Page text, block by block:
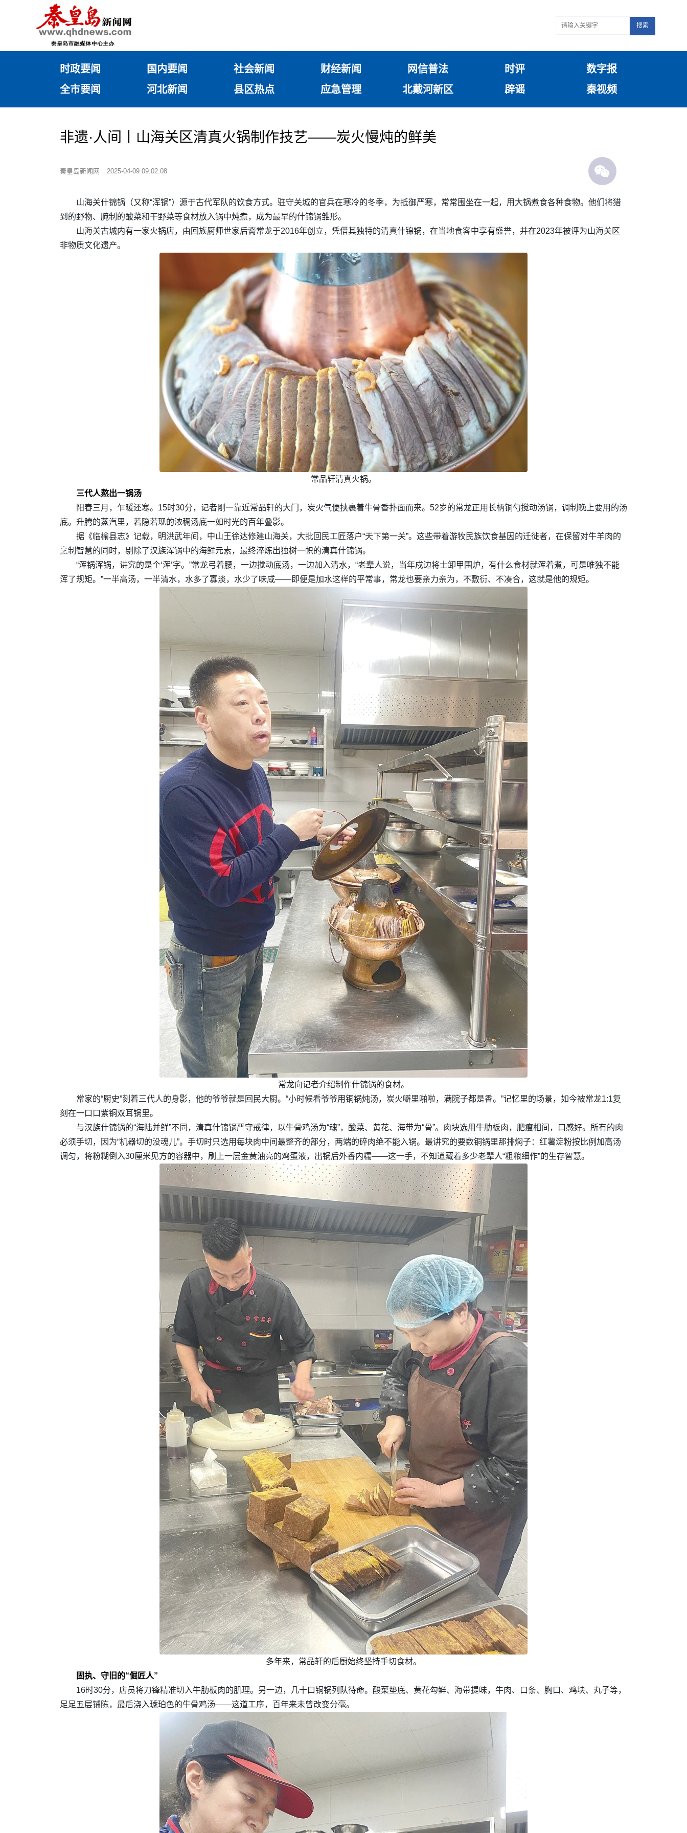
搜索
时政要闻 国内要闻 社会新闻 财经新闻 网信普法 时评
数字报
全市要闻
河北新闻 县区热点 应急管理 北戴河新区 辟谣 秦视频
非遗·人间丨山海关区清真火锅制作技艺——炭火慢炖的鲜美
秦皇岛新闻网 2025-04-09 09:02:08
山海关什锦锅（又称“浑锅”）源于古代军队的饮食方式。驻守关城的官兵在寒冷的冬季，为抵御严寒，常常围坐在一起，用大锅煮食各种食物。他们将猎
到的野物、腌制的酸菜和干野菜等食材放入锅中炖煮，成为最早的什锦锅雏形。
山海关古城内有一家火锅店，由回族厨师世家后裔常龙于2016年创立，凭借其独特的清真什锦锅，在当地食客中享有盛誉，并在2023年被评为山海关区
非物质文化遗产。
常品轩清真火锅。
三代人熬出一锅汤
阳春三月，乍暖还寒。15时30分，记者刚一靠近常品轩的大门，炭火气便挟裹着牛骨香扑面而来。52岁的常龙正用长柄铜勺搅动汤锅，调制晚上要用的汤
底。升腾的蒸汽里，若隐若现的浓稠汤底一如时光的百年叠影。
据《临榆县志》记载，明洪武年间，中山王徐达修建山海关，大批回民工匠落户“天下第一关”。这些带着游牧民族饮食基因的迁徙者，在保留对牛羊肉的
烹制智慧的同时，剔除了汉族浑锅中的海鲜元素，最终淬炼出独树一帜的清真什锦锅。
“浑锅浑锅，讲究的是个‘浑’字。”常龙弓着腰，一边搅动底汤，一边加入清水，“老辈人说，当年戍边将士卸甲围炉，有什么食材就浑着煮，可是唯独不能
浑了规矩。”一半高汤，一半清水，水多了寡淡，水少了味咸——即便是加水这样的平常事，常龙也要亲力亲为，不敷衍、不凑合，这就是他的规矩。
常龙向记者介绍制作什锦锅的食材。
常家的“厨史”刻着三代人的身影，他的爷爷就是回民大厨。“小时候看爷爷用铜锅炖汤，炭火噼里啪啦，满院子都是香。”记忆里的场景，如今被常龙1:1复
刻在一口口紫铜双耳锅里。
与汉族什锦锅的“海陆并鲜”不同，清真什锦锅严守戒律，以牛骨鸡汤为“魂”，酸菜、黄花、海带为“骨”。肉块选用牛肋板肉，肥瘦相间，口感好。所有的肉
必须手切，因为“机器切的没魂儿”。手切时只选用每块肉中间最整齐的部分，两端的碎肉绝不能入锅。最讲究的要数铜锅里那排焖子：红薯淀粉按比例加高汤
调匀，将粉糊倒入30厘米见方的容器中，刷上一层金黄油亮的鸡蛋液，出锅后外香内糯——这一手，不知道藏着多少老辈人“粗粮细作”的生存智慧。
多年来，常品轩的后厨始终坚持手切食材。
固执、守旧的“倔匠人”
16时30分，店员将刀锋精准切入牛肋板肉的肌理。另一边，几十口铜锅列队待命。酸菜垫底、黄花勾鲜、海带提味，牛肉、口条、胸口、鸡块、丸子等，
足足五层铺陈，最后浇入琥珀色的牛骨鸡汤——这道工序，百年来未曾改变分毫。